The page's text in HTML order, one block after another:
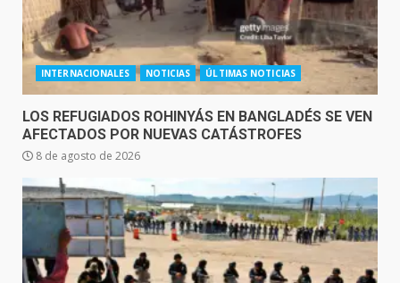
INTERNACIONALES NOTICIAS ÚLTIMAS NOTICIAS
LOS REFUGIADOS ROHINYÁS EN BANGLADÉS SE VEN
AFECTADOS POR NUEVAS CATÁSTROFES
8 de agosto de 2026